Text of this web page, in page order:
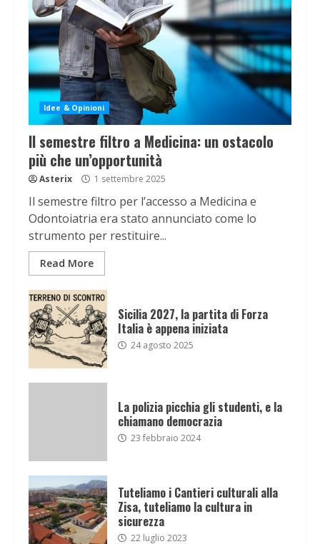
Idee & Opinioni
Il semestre filtro a Medicina: un ostacolo
più che un’opportunità
Asterix 1 settembre 2025
Il semestre filtro per l’accesso a Medicina e
Odontoiatria era stato annunciato come lo
strumento per restituire...
Read More
Sicilia 2027, la partita di Forza
Italia è appena iniziata
24 agosto 2025
La polizia picchia gli studenti, e la
chiamano democrazia
23 febbraio 2024
Tuteliamo i Cantieri culturali alla
Zisa, tuteliamo la cultura in
sicurezza
22 luglio 2023